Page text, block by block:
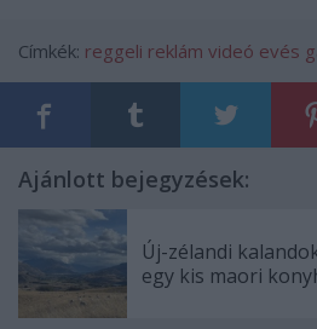
Címkék: reggeli reklám videó evés
Ajánlott bejegyzések:
Új-zélandi
egy kis maori